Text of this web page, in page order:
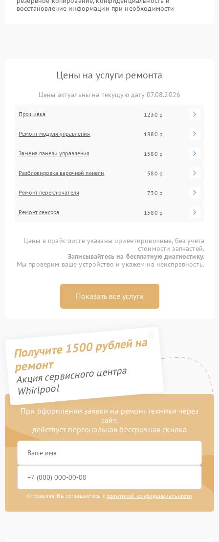
восстановление информации при необходимости
Цены на услуги ремонта
Цены актуальны на текущую дату 07.08.2026
Прошивка 1230 р
Ремонт модуля управления 1880 р
Замена панели управления 1580 р
Разблокировка варочной панели 580 р
Ремонт переключателя 730 р
Ремонт сенсора 1580 р
Цены в прайс-листе указаны ориентировочные, без учета
стоимости запчастей.
Записывайтесь на бесплатную диагностику.
Мы проверим ваше устройство и укажем на неисправность.
Показать все услуги
Получите 1500 рублей на
ремонт
Акция сервисного центра
Whirlpool
При оформлении заявки на ремонт техники через
сайт,
действует персональная бессрочная скидка
Отправляя, Вы соглашаетесь с политикой конфиденциальности